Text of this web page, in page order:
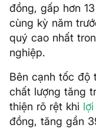
đồng, gấp hơn
cùng kỳ năm
quý cao nhất
nghiệp.
Bên cạnh tốc độ
chất lượng tăng
thiện rõ rệt khi
đồng, tăng gần